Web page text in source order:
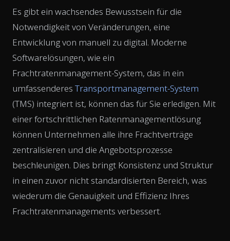
Es gibt ein wachsendes Bewusstsein für die
Notwendigkeit von Veränderungen, eine
Entwicklung von manuell zu digital. Moderne
Softwarelösungen, wie ein
Frachtratenmanagement-System, das in ein
umfassenderes Transportmanagement-System
(TMS) integriert ist, können das für Sie erledigen. Mit
einer fortschrittlichen Ratenmanagementlösung
können Unternehmen alle ihre Frachtverträge
zentralisieren und die Angebotsprozesse
beschleunigen. Dies bringt Konsistenz und Struktur
in einen zuvor nicht standardisierten Bereich, was
wiederum die Genauigkeit und Effizienz Ihres
Frachtratenmanagements verbessert.